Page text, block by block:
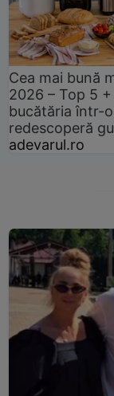
Cea mai bună
2026 – Top 5
bucătăria într-
redescoperă
adevarul.ro